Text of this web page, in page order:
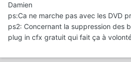
Damien
ps:Ca ne marche pas avec les DVD
ps2: Concernant la suppression des
plug in cfx gratuit qui fait ça à